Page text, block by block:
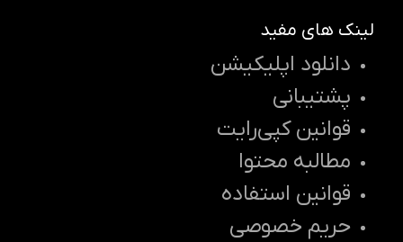
لینک های مفید
دانلود اپلیکیشن
پشتیبانی
قوانین کپی‌رایت
مطالبه محتوا
قوانین استفاده
حریم خصوصی